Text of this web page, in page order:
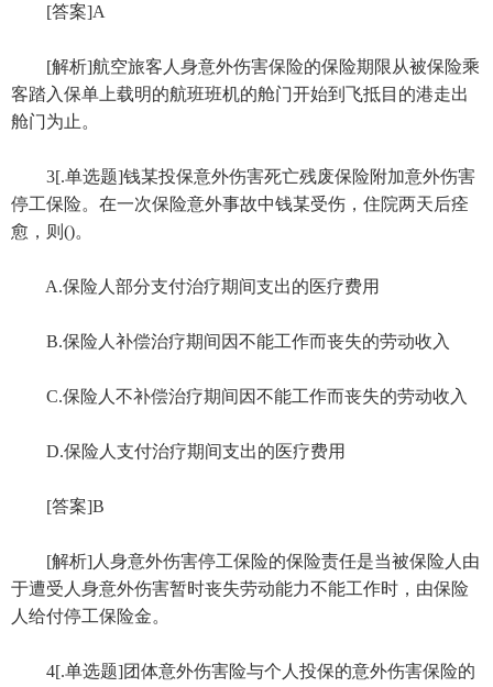
[答案]A
[解析]航空旅客人身意外伤害保险的保险期限从被保险乘
客踏入保单上载明的航班班机的舱门开始到飞抵目的港走出
舱门为止。
3[.单选题]钱某投保意外伤害死亡残废保险附加意外伤害
停工保险。在一次保险意外事故中钱某受伤，住院两天后痊
愈，则()。
A.保险人部分支付治疗期间支出的医疗费用
B.保险人补偿治疗期间因不能工作而丧失的劳动收入
C.保险人不补偿治疗期间因不能工作而丧失的劳动收入
D.保险人支付治疗期间支出的医疗费用
[答案]B
[解析]人身意外伤害停工保险的保险责任是当被保险人由
于遭受人身意外伤害暂时丧失劳动能力不能工作时，由保险
人给付停工保险金。
4[.单选题]团体意外伤害险与个人投保的意外伤害保险的